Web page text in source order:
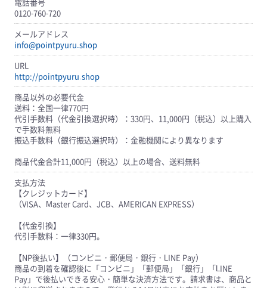
0120-760-720
メールアドレス
info@pointpyuru.shop
URL
http://pointpyuru.shop
商品以外の必要代金
送料：全国一律770円
代引手数料（代金引換選択時）：330円、11,000円（税込）以上購入
で手数料無料
振込手数料（銀行振込選択時）：金融機関により異なります
商品代金合計11,000円（税込）以上の場合、送料無料
支払方法
【クレジットカード】
（VISA、Master Card、JCB、AMERICAN EXPRESS）
【代金引換】
代引手数料：一律330円。
【NP後払い】（コンビニ・郵便局・銀行・LINE Pay）
商品の到着を確認後に「コンビニ」「郵便局」「銀行」「LINE
Pay」で後払いできる安心・簡単な決済方法です。請求書は、商品と